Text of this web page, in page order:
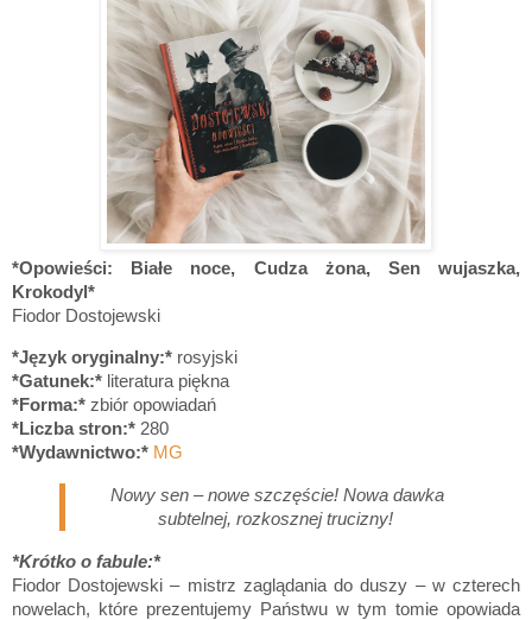
*Opowieści: Białe noce, Cudza żona, Sen wujaszka,
Krokodyl*
Fiodor Dostojewski
*Język oryginalny:* rosyjski
*Gatunek:* literatura piękna
*Forma:* zbiór opowiadań
*Liczba stron:* 280
*Wydawnictwo:* MG
Nowy sen – nowe szczęście! Nowa dawka
subtelnej, rozkosznej trucizny!
*Krótko o fabule:*
Fiodor Dostojewski – mistrz zaglądania do duszy – w czterech
nowelach, które prezentujemy Państwu w tym tomie opowiada